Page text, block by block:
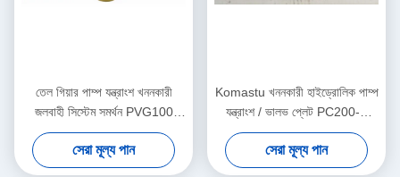
তেল গিয়ার পাম্প যন্ত্রাংশ খননকারী
জলবাহী সিস্টেম সমর্থন PVG100
PVG120 PVG075
সেরা মূল্য পান
Komastu খননকারী হাইড্রোলিক পাম্প
যন্ত্রাংশ / ভালভ প্লেট PC200-7
PC220 কাস্টমাইজড
সেরা মূল্য পান